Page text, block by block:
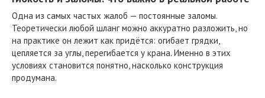
Одна из самых частых жалоб — постоянные заломы.
Теоретически любой шланг можно аккуратно разложить, но
на практике он лежит как придётся: огибает грядки,
цепляется за углы, перегибается у крана. Именно в этих
условиях становится понятно, насколько конструкция
продумана.